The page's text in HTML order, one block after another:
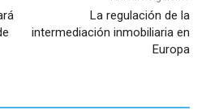
La regulación de la
intermediación inmobiliaria en
Europa